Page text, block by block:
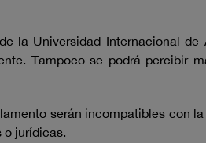
la Universidad Internacional
Tampoco se podrá percibir
serán incompatibles con
o jurídicas.